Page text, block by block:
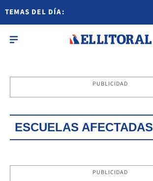
TEMAS DEL DÍA:
PUBLICIDAD
ESCUELAS AFECTADAS
PUBLICIDAD